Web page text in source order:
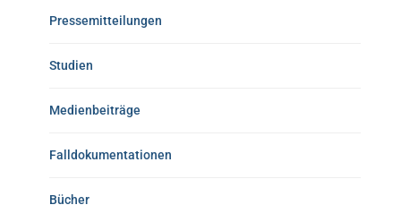
Pressemitteilungen
Studien
Medienbeiträge
Falldokumentationen
Bücher